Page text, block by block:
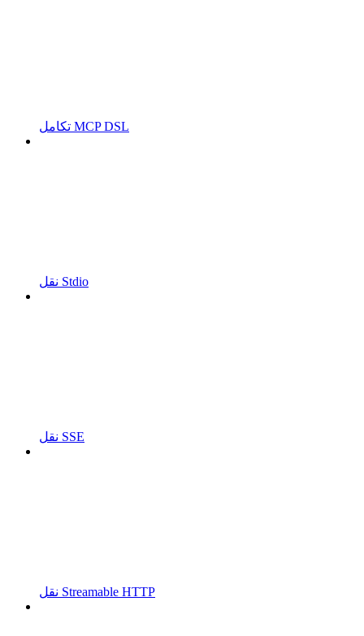
تكامل MCP DSL
نقل Stdio
نقل SSE
نقل Streamable HTTP